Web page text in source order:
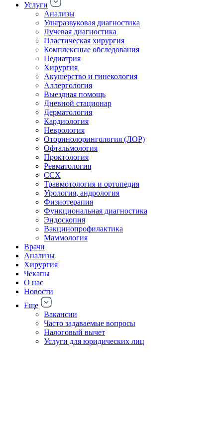
Услуги
Анализы
Ультразвуковая диагностика
Лучевая диагностика
Пластическая хирургия
Комплексные обследования
Педиатрия
Хирургия
Акушерство и гинекология
Аллергология
Выездная помощь
Дневной стационар
Дерматология
Кардиология
Неврология
Оторинолорингология (ЛОР)
Офтальмология
Проктология
Ревматология
ССХ
Травмотология и ортопедия
Урология, андрология
Физиотерапия
Функциональная диагностика
Эндоскопия
Вакцинопрофилактика
Маммология
Врачи
Анализы
Хирургия
Чекапы
О нас
Новости
Еще
Вакансии
Часто задаваемые вопросы
Налоговый вычет
Услуги для юридических лиц